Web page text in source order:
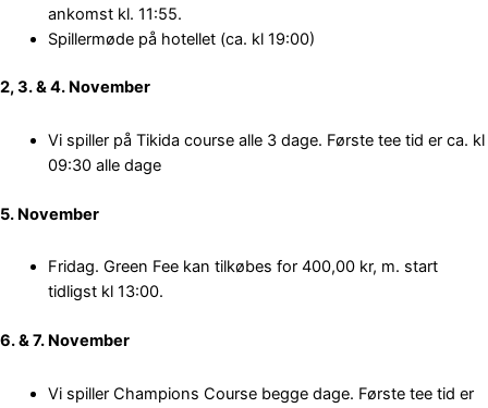
ankomst kl. 11:55.
Spillermøde på hotellet (ca. kl 19:00)
2, 3. & 4. November
Vi spiller på Tikida course alle 3 dage. Første tee tid er ca. kl
09:30 alle dage
5. November
Fridag. Green Fee kan tilkøbes for 400,00 kr, m. start
tidligst kl 13:00.
6. & 7. November
Vi spiller Champions Course begge dage. Første tee tid er